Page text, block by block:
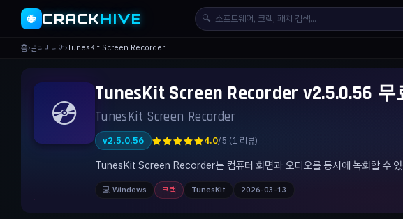
🐝 CRACKHIVE 🔍
홈›멀티미디어›TunesKit Screen Recorder
💿 TunesKit Screen Recorder v2.5.0.56
TunesKit Screen Recorder
v2.5.0.56 ★★★★★4.0/5 (1 리뷰)
TunesKit Screen Recorder는 컴퓨터 화면과 오디오를 동시에 녹화할 수
💻 Windows 크랙 TunesKit 2026-03-13